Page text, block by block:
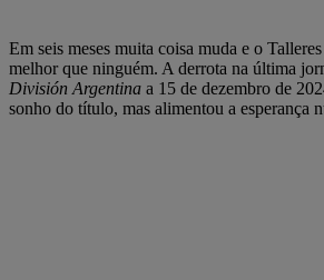
Em seis meses muita coisa muda e o
melhor que ninguém. A derrota na última
División Argentina a 15 de dezembro de
sonho do título, mas alimentou a esperança